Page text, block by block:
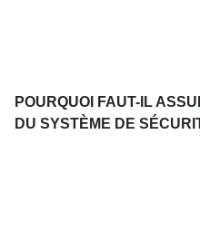
POURQUOI FAUT-IL
DU SYSTÈME DE